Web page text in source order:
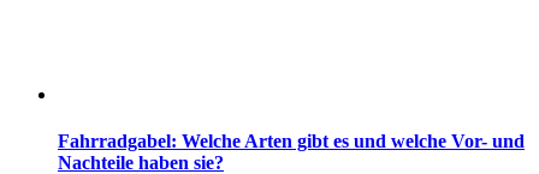
Fahrradgabel: Welche Arten gibt es und welche Vor- und
Nachteile haben sie?